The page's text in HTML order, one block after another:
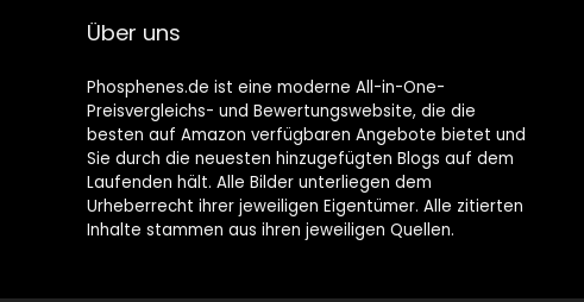
TR208,CCD-
TR748,CCD-
TRV106 Kamera
TRV308,CCD-
TRV318,CCD-
TRV328
Über uns
Phosphenes.de ist eine moderne All-in-One-
Preisvergleichs- und Bewertungswebsite, die die
besten auf Amazon verfügbaren Angebote bietet und
Sie durch die neuesten hinzugefügten Blogs auf dem
Laufenden hält. Alle Bilder unterliegen dem
Urheberrecht ihrer jeweiligen Eigentümer. Alle zitierten
Inhalte stammen aus ihren jeweiligen Quellen.